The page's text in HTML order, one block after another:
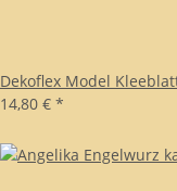
Dekoflex Model
14,80 € *